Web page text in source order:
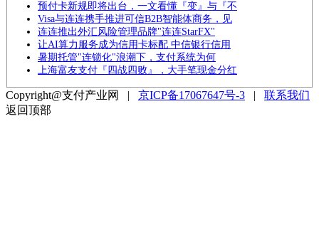
预付卡新规即将出台，一文看懂『变』与『不
Visa与连连携手推进可信B2B智能体商务，见
连连推出外汇风险管理品牌"连连StarFX"
让AI算力服务成为信用卡标配 中信银行信用
暑期托管"连锁化"浪潮下，支付系统为何
上海富友支付『四战四败』，大手笔现金分红
Copyright@支付产业网 | 京ICP备17067647号-3 | 联系我们
返回顶部